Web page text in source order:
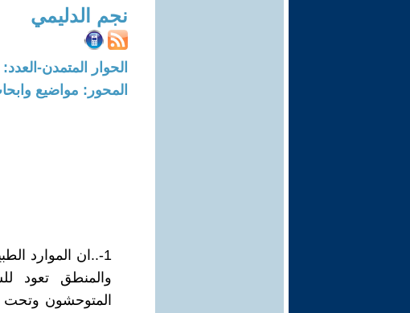
نجم الدليمي
الحوار المتمدن-العدد: 7691 - 2023 / 8 / 2 - 00:02
المحور: مواضيع
1-..ان الموارد
والمنطق تعود
المتوحشون